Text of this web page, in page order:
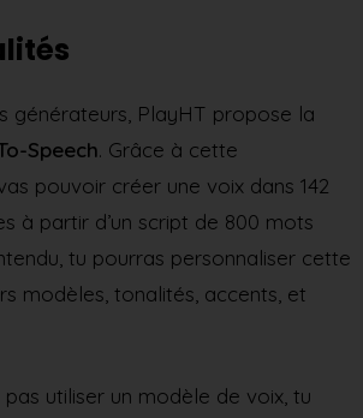
générateurs, PlayHT propose la
Speech. Grâce à cette
pouvoir créer une voix dans 142
à partir d’un script de 800 mots
tu pourras personnaliser cette
modèles, tonalités, accents, et
pas utiliser un modèle de voix, tu